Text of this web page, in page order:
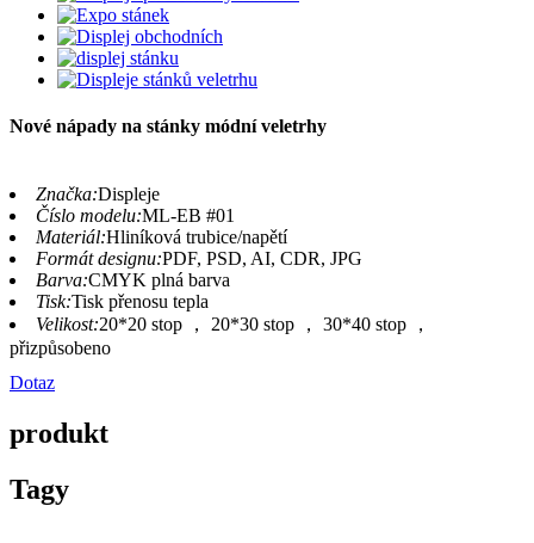
Nové nápady na stánky módní veletrhy
Značka:Displeje
Číslo modelu:ML-EB #01
Materiál:Hliníková trubice/napětí
Formát designu:PDF, PSD, AI, CDR, JPG
Barva:CMYK plná barva
Tisk:Tisk přenosu tepla
Velikost:20*20 stop ， 20*30 stop ， 30*40 stop ，
přizpůsobeno
Dotaz
produkt
Tagy